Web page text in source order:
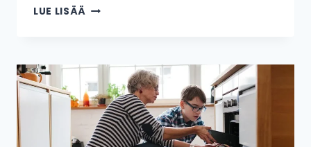
LUE LISÄÄ SÄHKÖSOPIMUSTEN
ASIAA
OIKEAN
VALINTAAN